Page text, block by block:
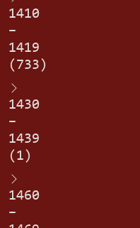
1410
–
1419
(733)
1430
–
1439
(1)
1460
–